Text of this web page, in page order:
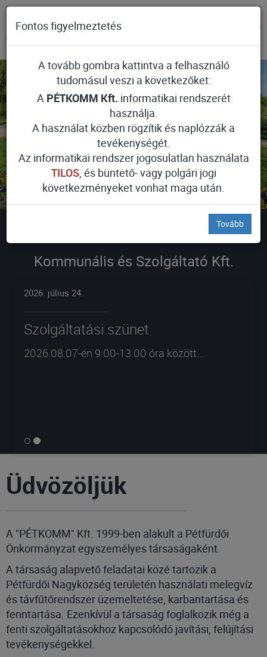
Pétfürdői
Kommunális és Szolgáltató Kft.
2026. július 24.
Szolgáltatási szünet
2026.08.07-én 9:00-13:00 óra között...
Üdvözöljük
A "PÉTKOMM" Kft. 1999-ben alakult a Pétfürdői
Önkormányzat egyszemélyes társaságaként.
A társaság alapvető feladatai közé tartozik a
Pétfürdői Nagyközség területén használati melegvíz
és távfűtőrendszer üzemeltetése, karbantartása és
fenntartása. Ezenkívül a társaság foglalkozik még a
fenti szolgáltatásokhoz kapcsolódó javítási, felújítási
tevékenységekkel.
Fontos figyelmeztetés
A tovább gombra kattintva a felhasználó
tudomásul veszi a következőket:
A PÉTKOMM Kft. informatikai rendszerét
használja.
A használat közben rögzítik és naplózzák a
tevékenységét.
Az informatikai rendszer jogosulatlan használata
TILOS, és büntető- vagy polgári jogi
következményeket vonhat maga után.
Tovább